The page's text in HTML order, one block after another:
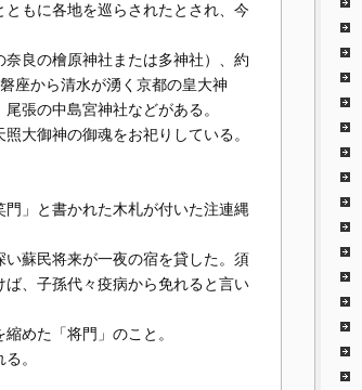
もに各地を巡らされたとされ、今
良の檜原神社または多神社）、約
座から清水が湧く京都の皇大神
張の中島宮神社などがある。
大御神の御魂をお祀りしている。
」と書かれた木札が付いた注連縄
蘇民将来が一夜の宿を貸した。須
、子孫代々疫病から免れると言い
めた「将門」のこと。
。